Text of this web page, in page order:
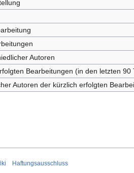
Autoren
Bearbeitungen (in den letzten 90
Autoren der kürzlich erfolgten
Haftungsausschluss